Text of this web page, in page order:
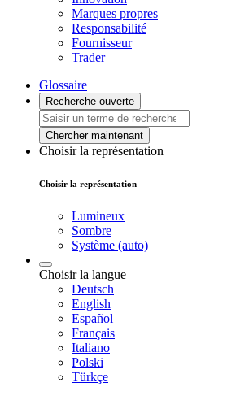
Marques propres
Responsabilité
Fournisseur
Trader
Glossaire
Recherche ouverte
Chercher maintenant
Choisir la représentation
Choisir la représentation
Lumineux
Sombre
Système (auto)
Choisir la langue
Deutsch
English
Español
Français
Italiano
Polski
Türkçe